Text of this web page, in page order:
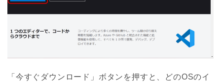
「今すぐダウンロード」ボタンを押すと、どのOSのイ